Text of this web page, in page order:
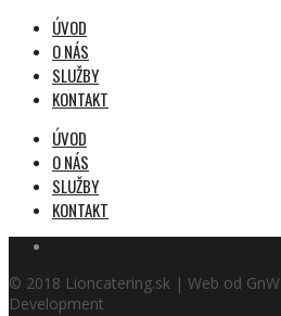
ÚVOD
O NÁS
SLUŽBY
KONTAKT
ÚVOD
O NÁS
SLUŽBY
KONTAKT
© 2018 Lioncatering.sk | Web od GnW
Development